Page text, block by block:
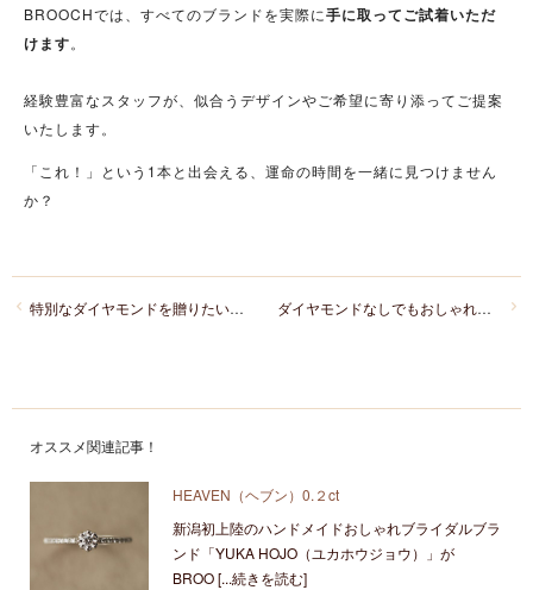
BROOCHでは、すべてのブランドを実際に手に取ってご試着いただ
けます。
経験豊富なスタッフが、似合うデザインやご希望に寄り添ってご提案
いたします。
「これ！」という1本と出会える、運命の時間を一緒に見つけません
か？
ダイヤモンドなしでもおしゃれ！フォルムで魅せる結婚指輪特集
特別なダイヤモンドを贈りたい新潟の男性へ。ハート＆キューピットダイヤモンドをご紹介
オススメ関連記事！
HEAVEN（ヘブン）0.２ct
新潟初上陸のハンドメイドおしゃれブライダルブラ
ンド「YUKA HOJO（ユカホウジョウ）」が
BROO [...続きを読む]